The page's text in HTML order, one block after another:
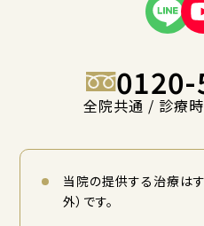
全院共通 / 診療
当院の提供する治療は
外）です。